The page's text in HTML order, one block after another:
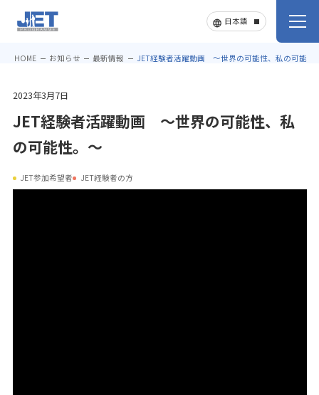
HOME お知らせ 最新情報 JET経験者活躍動画 ～世界の可能性、私の可能性
2023年3月7日
JET経験者活躍動画 ～世界の可能性、私
の可能性。～
JET参加希望者 JET経験者の方